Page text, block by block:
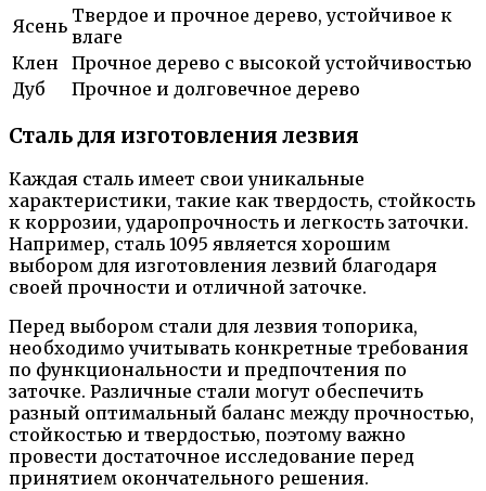
Ясень Твердое и прочное дерево, устойчивое к
влаге
Клен
Прочное дерево с высокой устойчивостью
Дуб
Прочное и долговечное дерево
Сталь для изготовления лезвия
Каждая сталь имеет свои уникальные
характеристики, такие как твердость, стойкость
к коррозии, ударопрочность и легкость заточки.
Например, сталь 1095 является хорошим
выбором для изготовления лезвий благодаря
своей прочности и отличной заточке.
Перед выбором стали для лезвия топорика,
необходимо учитывать конкретные требования
по функциональности и предпочтения по
заточке. Различные стали могут обеспечить
разный оптимальный баланс между прочностью,
стойкостью и твердостью, поэтому важно
провести достаточное исследование перед
принятием окончательного решения.